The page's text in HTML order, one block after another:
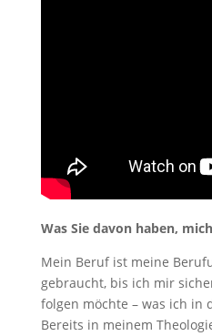
Was Sie davon haben,
Mein Beruf ist meine
gebraucht, bis ich mir
folgen möchte – was ich in
Bereits in meinem